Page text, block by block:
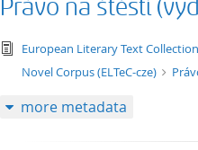
Právo na štěstí
text/
European Literary Text Collection
Novel Corpus (ELTeC-cze)
more metadata